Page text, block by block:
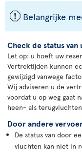
ü Belangrijke
Check de status van
Let op: u hoeft uw
Vertrektijden kunnen
gewijzigd vanwege
Wij adviseren u de
voordat u op weg gaat
heen- als
Door andere
De status van door
vluchten kan niet in